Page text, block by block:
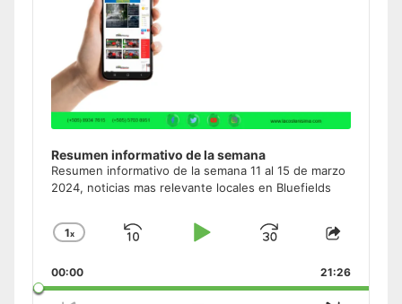
Resumen informativo de la semana
Resumen informativo de la semana 11 al 15 de marzo
2024, noticias mas relevante locales en Bluefields
Change
Rate
1x
Skip
Play
Jump
Forward
Share
Episode
00:00 21:26